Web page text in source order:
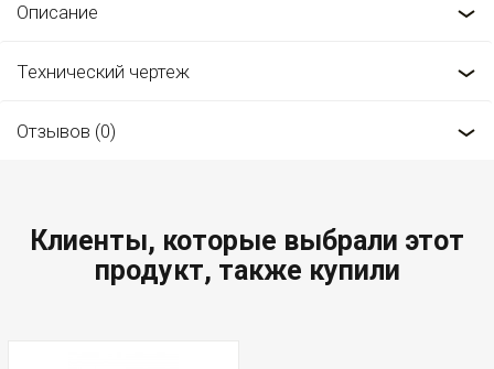
Описание
Технический чертеж
Отзывов (0)
Клиенты, которые выбрали этот
продукт, также купили